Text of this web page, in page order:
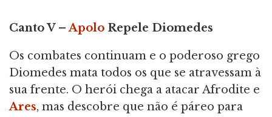
Canto V –Apolo Repele Diomedes
Os combates continuam e o poderoso grego
Diomedes mata todos os que se atravessam à
sua frente. O herói chega a atacar Afrodite e
Ares, mas descobre que não é páreo para